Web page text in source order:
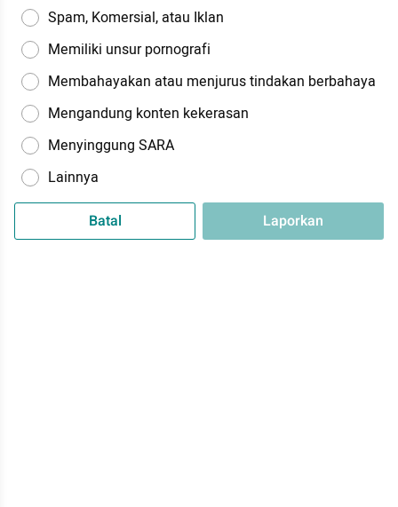
Spam, Komersial, atau Iklan
Memiliki unsur pornografi
Membahayakan atau menjurus tindakan berbahaya
Mengandung konten kekerasan
Menyinggung SARA
Lainnya
Batal Laporkan